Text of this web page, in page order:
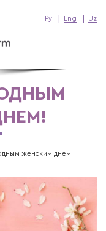
Ру Eng Uz
женским днем!